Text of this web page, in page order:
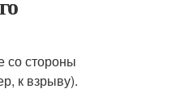
со стороны
к взрыву).